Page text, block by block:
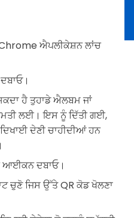
ਐਪਲੀਕੇਸ਼ਨ ਲਾਂਚ
ਹੈ ਤੁਹਾਡੇ ਐਲਬਮ ਜਾਂ
ਲਈ। ਇਸ ਨੂੰ ਦਿੱਤੀ ਗਈ,
ਦੇਣੀ ਚਾਹੀਦੀਆਂ ਹਨ
ਆਈਕਨ ਦਬਾਓ।
ਚੁਣੋ ਜਿਸ ਉੱਤੇ QR ਕੋਡ ਖੋਲਣਾ